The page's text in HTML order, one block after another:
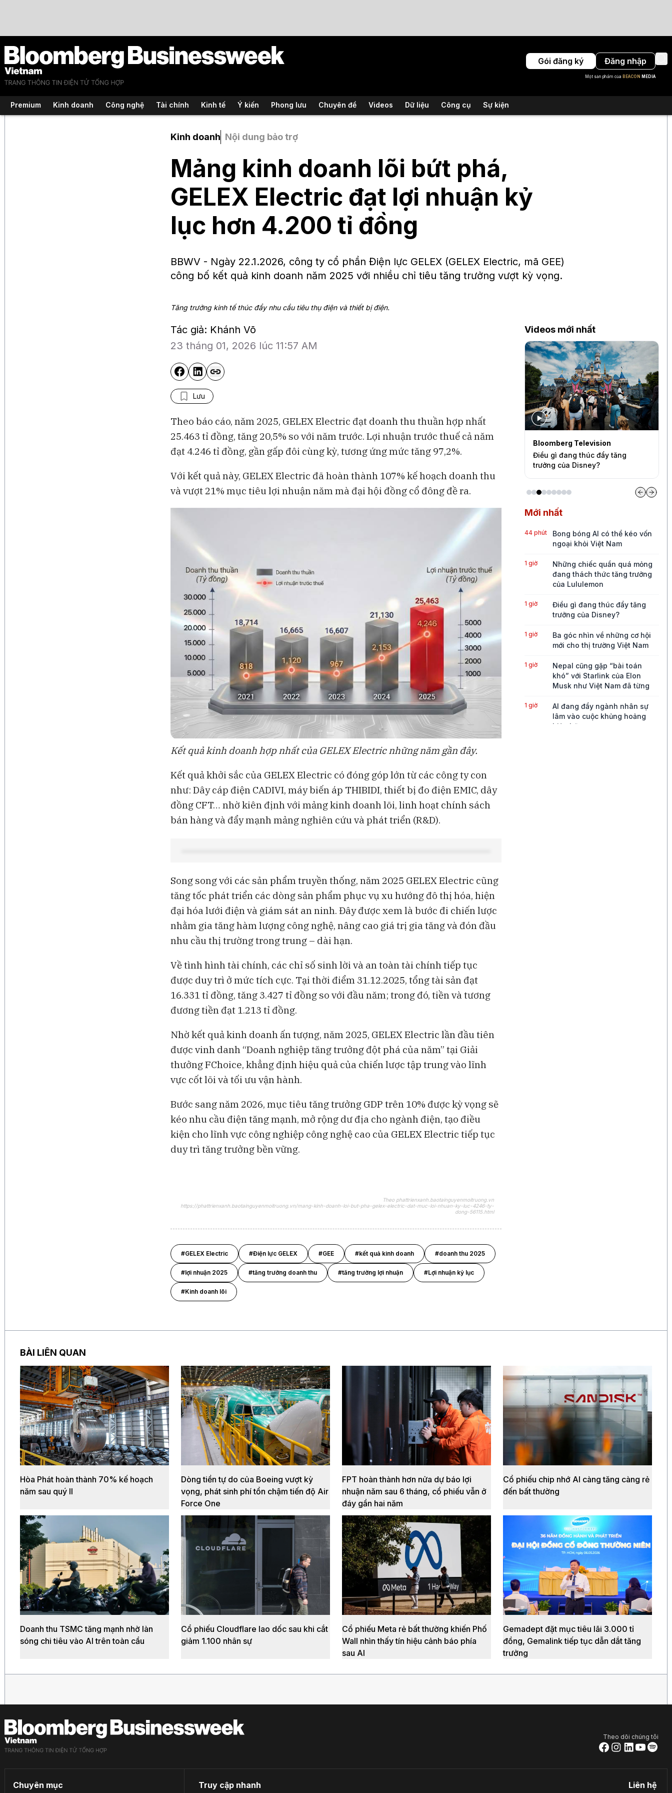
Gói đăng ký Đăng nhập
Một sản phẩm của BEACON MEDIA
Premium Kinh doanh Công nghệ Tài chính Kinh tế Ý kiến Phong lưu Chuyên đề Videos Dữ liệu Công cụ Sự kiện
Kinh doanh Nội dung bảo trợ
Mảng kinh doanh lõi bứt phá,
GELEX Electric đạt lợi nhuận kỷ
lục hơn 4.200 tỉ đồng
BBWV - Ngày 22.1.2026, công ty cổ phần Điện lực GELEX (GELEX Electric, mã GEE)
công bố kết quả kinh doanh năm 2025 với nhiều chỉ tiêu tăng trưởng vượt kỳ vọng.
Tăng trưởng kinh tế thúc đẩy nhu cầu tiêu thụ điện và thiết bị điện.
Tác giả: Khánh Võ
23 tháng 01, 2026 lúc 11:57 AM
Lưu
Theo báo cáo, năm 2025, GELEX Electric đạt doanh thu thuần hợp nhất
25.463 tỉ đồng, tăng 20,5% so với năm trước. Lợi nhuận trước thuế cả năm
đạt 4.246 tỉ đồng, gần gấp đôi cùng kỳ, tương ứng mức tăng 97,2%.
Với kết quả này, GELEX Electric đã hoàn thành 107% kế hoạch doanh thu
và vượt 21% mục tiêu lợi nhuận năm mà đại hội đồng cổ đông đề ra.
Kết quả kinh doanh hợp nhất của GELEX Electric những năm gần đây.
Kết quả khởi sắc của GELEX Electric có đóng góp lớn từ các công ty con
như: Dây cáp điện CADIVI, máy biến áp THIBIDI, thiết bị đo điện EMIC, dây
đồng CFT… nhờ kiên định với mảng kinh doanh lõi, linh hoạt chính sách
bán hàng và đẩy mạnh mảng nghiên cứu và phát triển (R&D).
Song song với các sản phẩm truyền thống, năm 2025 GELEX Electric cũng
tăng tốc phát triển các dòng sản phẩm phục vụ xu hướng đô thị hóa, hiện
đại hóa lưới điện và giám sát an ninh. Đây được xem là bước đi chiến lược
nhằm gia tăng hàm lượng công nghệ, nâng cao giá trị gia tăng và đón đầu
nhu cầu thị trường trong trung – dài hạn.
Về tình hình tài chính, các chỉ số sinh lời và an toàn tài chính tiếp tục
được duy trì ở mức tích cực. Tại thời điểm 31.12.2025, tổng tài sản đạt
16.331 tỉ đồng, tăng 3.427 tỉ đồng so với đầu năm; trong đó, tiền và tương
đương tiền đạt 1.213 tỉ đồng.
Nhờ kết quả kinh doanh ấn tượng, năm 2025, GELEX Electric lần đầu tiên
được vinh danh “Doanh nghiệp tăng trưởng đột phá của năm” tại Giải
thưởng FChoice, khẳng định hiệu quả của chiến lược tập trung vào lĩnh
vực cốt lõi và tối ưu vận hành.
Bước sang năm 2026, mục tiêu tăng trưởng GDP trên 10% được kỳ vọng sẽ
kéo nhu cầu điện tăng mạnh, mở rộng dư địa cho ngành điện, tạo điều
kiện cho lĩnh vực công nghiệp công nghệ cao của GELEX Electric tiếp tục
duy trì tăng trưởng bền vững.
Videos mới nhất
BAM Studios
Bong bóng AI có thể kéo vốn
Bloomberg Television
Những chiếc quần quá mỏng
Lululemon
Bloomberg Television
Điều gì đang thúc đẩy tăng
trưởng của Disney?
Mới nhất
44 phút
Bong bóng AI có thể kéo vốn
ngoại khỏi Việt Nam
1 giờ
Những chiếc quần quá mỏng
đang thách thức tăng trưởng
của Lululemon
1 giờ
Điều gì đang thúc đẩy tăng
trưởng của Disney?
1 giờ
Ba góc nhìn về những cơ hội
mới cho thị trường Việt Nam
1 giờ
Nepal cũng gặp “bài toán
khó” với Starlink của Elon
Musk như Việt Nam đã từng
1 giờ
AI đang đẩy ngành nhân sự
lâm vào cuộc khủng hoảng
hiện hữu
Theo phattrienxanh.baotainguyenmoitruong.vn
https://phattrienxanh.baotainguyenmoitruong.vn/mang-kinh-doanh-loi-but-pha-gelex-electric-dat-muc-loi-nhuan-ky-luc-4246-ty-
dong-56115.html
#GELEX Electric #Điện lực GELEX #GEE #kết quả kinh doanh #doanh thu 2025
#lợi nhuận 2025 #tăng trưởng doanh thu #tăng trưởng lợi nhuận #Lợi nhuận kỷ lục
#Kinh doanh lõi
BÀI LIÊN QUAN
Hòa Phát hoàn thành 70% kế hoạch
năm sau quý II
Dòng tiền tự do của Boeing vượt kỳ
vọng, phát sinh phí tổn chậm tiến độ Air
Force One
FPT hoàn thành hơn nửa dự báo lợi
nhuận năm sau 6 tháng, cổ phiếu vẫn ở
đáy gần hai năm
Cổ phiếu chip nhớ AI càng tăng càng rẻ
đến bất thường
Doanh thu TSMC tăng mạnh nhờ làn
sóng chi tiêu vào AI trên toàn cầu
Cổ phiếu Cloudflare lao dốc sau khi cắt
giảm 1.100 nhân sự
Cổ phiếu Meta rẻ bất thường khiến Phố
Wall nhìn thấy tín hiệu cảnh báo phía
sau AI
Gemadept đặt mục tiêu lãi 3.000 tỉ
đồng, Gemalink tiếp tục dẫn dắt tăng
trưởng
Theo dõi chúng tôi
Chuyên mục Truy cập nhanh Liên hệ